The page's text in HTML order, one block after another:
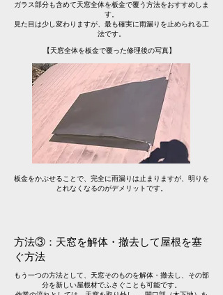
ガラス部分も含めて天窓全体を板金で覆う方法をおすすめしま
す。
見た目は少し変わりますが、最も確実に雨漏りを止められる工
法です。
【天窓全体を板金で覆った修理後の写真】
​板金をかぶせることで、完全に雨漏りは止まりますが、明りを
とれなくなるのがデメリットです。
方法③：天窓を解体・撤去して屋根を塞
ぐ方法
もう一つの方法として、天窓そのものを解体・撤去し、その部
分を新しい屋根材でふさぐことも可能です。